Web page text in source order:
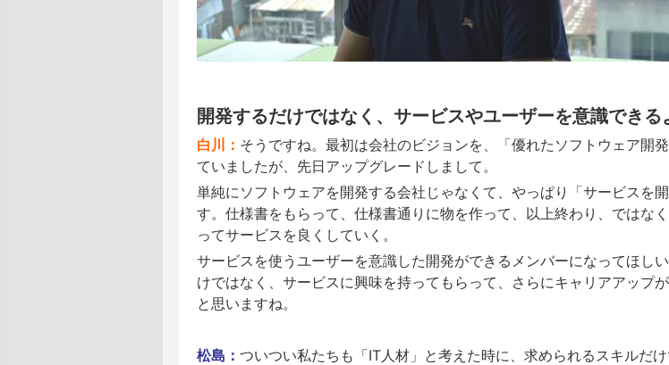
開発するだけではなく、サービスやユーザーを意識できる
白川： そうですね。最初は会社のビジョンを、「優れたソフトウェア開
ていましたが、先日アップグレードしまして。
単純にソフトウェアを開発する会社じゃなくて、やっぱり「サービスを
す。仕様書をもらって、仕様書通りに物を作って、以上終わり、ではな
ってサービスを良くしていく。
サービスを使うユーザーを意識した開発ができるメンバーになってほし
けではなく、サービスに興味を持ってもらって、さらにキャリアアップ
と思いますね。
松島： ついつい私たちも「IT人材」と考えた時に、求められるスキルだ